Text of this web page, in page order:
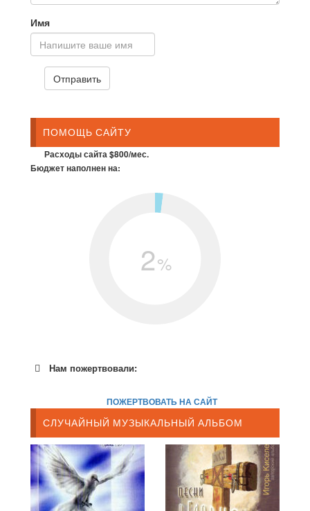
Имя
ПОМОЩЬ САЙТУ
Расходы сайта $800/мес.
Бюджет наполнен на:
2%
Нам пожертвовали:
ПОЖЕРТВОВАТЬ НА САЙТ
СЛУЧАЙНЫЙ МУЗЫКАЛЬНЫЙ АЛЬБОМ